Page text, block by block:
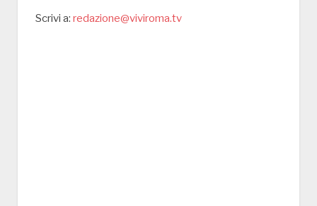
Scrivi a: redazione@viviroma.tv